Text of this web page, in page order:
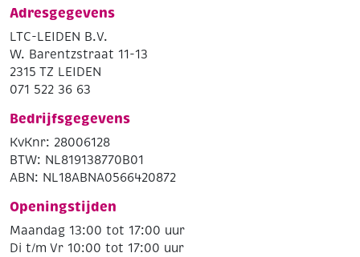
Adresgegevens
LTC-LEIDEN B.V.
W. Barentzstraat 11-13
2315 TZ LEIDEN
071 522 36 63
Bedrijfsgegevens
KvKnr: 28006128
BTW: NL819138770B01
ABN: NL18ABNA0566420872
Openingstijden
Maandag 13:00 tot 17:00 uur
Di t/m Vr 10:00 tot 17:00 uur